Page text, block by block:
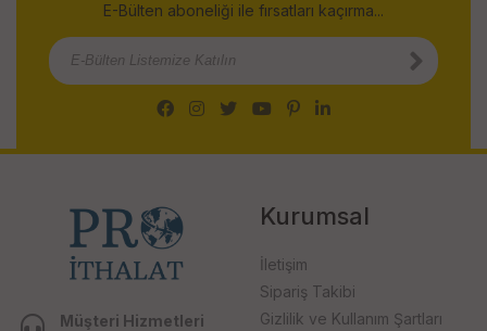
E-Bülten aboneliği ile fırsatları kaçırma...
Müşteri Hizmetleri
Kurumsal
İletişim
Sipariş Takibi
Gizlilik ve Kullanım Şartları